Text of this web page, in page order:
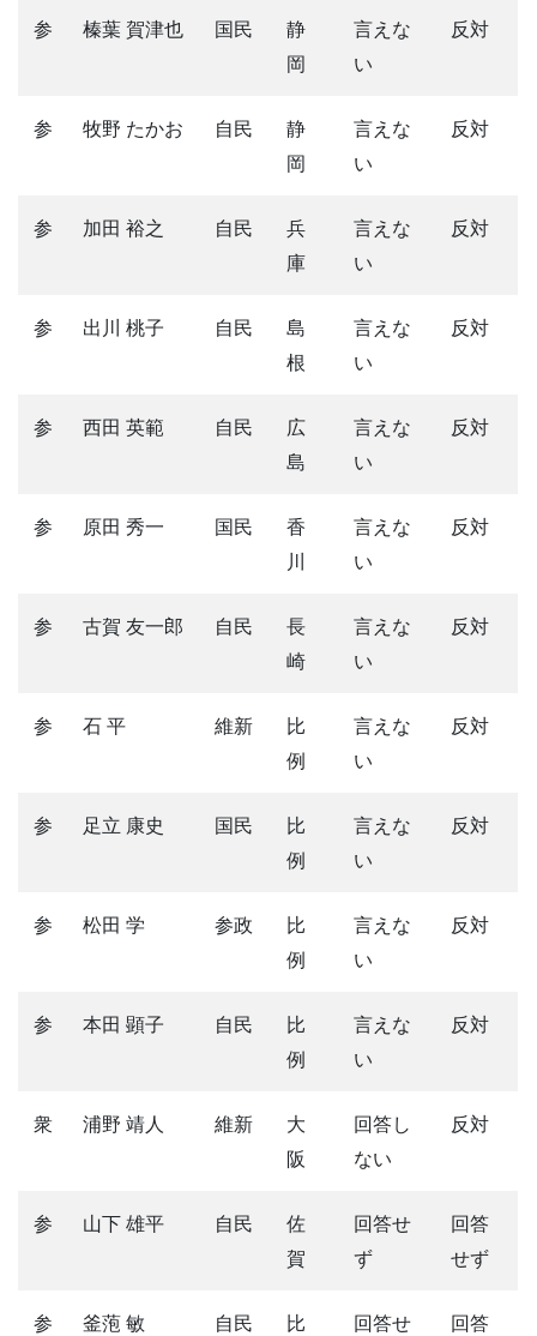
参 榛葉 賀津也 国民
静
岡
言えな
い
反対
参 牧野 たかお 自民
静
岡
言えな
い
反対
参 加田 裕之 自民
兵
庫
言えな
い
反対
参 出川 桃子 自民
島
根
言えな
い
反対
参 西田 英範 自民
広
島
言えな
い
反対
参 原田 秀一 国民
香
川
言えな
い
反対
参 古賀 友一郎 自民
長
崎
言えな
い
反対
参 石 平 維新
比
例
言えな
い
反対
参 足立 康史 国民
比
例
言えな
い
反対
参 松田 学 参政
比
例
言えな
い
反対
参 本田 顕子 自民
比
例
言えな
い
反対
衆 浦野 靖人 維新
大
阪
回答し
ない
反対
参 山下 雄平 自民
佐
賀
回答せ
ず
回答
せず
参 釜萢 敏 自民
比
回答せ
回答